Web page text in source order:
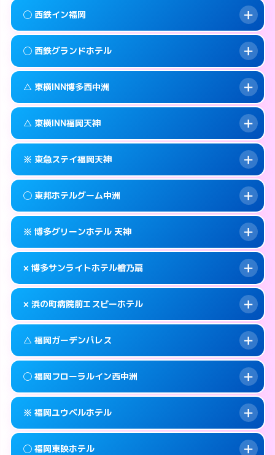
info このホテルの詳細ページを見る →
map 福岡市中央区渡辺通4-8-25
info このホテルの詳細ページを見る →
案内方法:女性が直接お部屋まで伺います。
smartphone 092-738-5533
map 福岡市中央区今川1-3-3
info このホテルの詳細ページを見る →
案内方法: 派遣できません。
smartphone 092-713-5454
map 福岡市中央区渡辺通4-7-1
info このホテルの詳細ページを見る →
◯ 西鉄イン福岡
案内方法:女性が直接お部屋まで伺います。
smartphone 092-712-5858
map 福岡市中央区天神1-16-1
info このホテルの詳細ページを見る →
◯ 西鉄グランドホテル
案内方法:女性が直接お部屋まで伺います。
smartphone 092-781-0711
map 福岡市中央区大名2-6-60
info このホテルの詳細ページを見る →
△ 東横INN博多西中洲
案内方法:状況により派遣できません。
smartphone 092-739-1045
map 福岡市中央区西中洲1-16
info このホテルの詳細ページを見る →
△ 東横INN福岡天神
案内方法: 状況により派遣できません。
smartphone 092-725-1045
map 福岡市中央区渡辺通5-15-14
info このホテルの詳細ページを見る →
※ 東急ステイ福岡天神
案内方法: カードキーにつきホテルの入り口で
待ち合わせ。
info このホテルの詳細ページを見る →
◯ 東邦ホテルグーム中洲
案内方法: 女性が直接お部屋まで伺います。
smartphone 050-1807-3131
map 福岡市中央区渡辺通5-7-22
info このホテルの詳細ページを見る →
※ 博多グリーンホテル 天神
案内方法:カードキーにつきホテルの入り口で
待ち合わせ。
info このホテルの詳細ページを見る →
× 博多サンライトホテル檜乃扇
案内方法:派遣できません。
smartphone 092-522-0080
map 福岡市中央区清川2-6-23
info このホテルの詳細ページを見る →
× 浜の町病院前エスビーホテル
案内方法: 派遣できません。
smartphone 092-717-6600
map 福岡市中央区長浜1-2-24
info このホテルの詳細ページを見る →
△ 福岡ガーデンパレス
案内方法:状況により派遣できません。
smartphone 092-713-1112
map 福岡市中央区天神4-8-15
◯ 福岡フローラルイン西中洲
案内方法: 女性が直接お部屋まで伺います。
※ 福岡ユウベルホテル
◯ 福岡東映ホテル